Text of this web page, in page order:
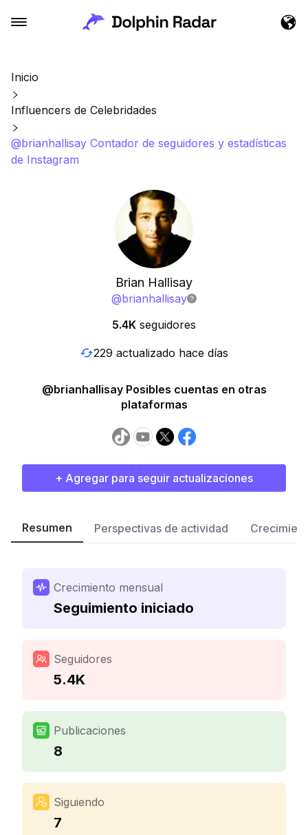
Inicio
Influencers de Celebridades
@brianhallisay Contador de seguidores y estadísticas
de Instagram
Brian Hallisay
@brianhallisay
5.4K seguidores
229 actualizado hace días
@brianhallisay Posibles cuentas en otras
plataformas
+ Agregar para seguir actualizaciones
Resumen Perspectivas de actividad
Crecimiento mensual
Seguimiento iniciado
Seguidores
5.4K
Publicaciones
8
Siguiendo
7